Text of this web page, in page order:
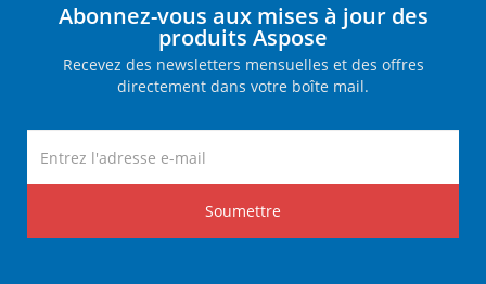
Abonnez-vous aux mises à jour des
produits Aspose
Recevez des newsletters mensuelles et des offres
directement dans votre boîte mail.
Soumettre